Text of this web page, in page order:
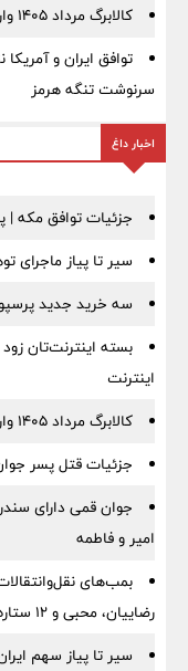
کالابرگ مرداد ۱۴۰۵ واریز شد + جدول زمان و مبلغ کالابرگ
توافق ایران و
سرنوشت تنگه هرمز
اخبار داغ
جزئیات توافق مکه |
سیر تا پیاز ماجرای
سه خرید جدید
بسته اینترنت‌تان
اینترنت
کالابرگ مرداد ۱۴۰۵ واریز شد + جدول زمان و مبلغ کالابرگ
جزئیات قتل پسر
جوان قمی دارای
امیر و فاطمه
بمب‌های
رضاییان، محبی و ۱۲ ستاره لو رفت
سیر تا پیاز سهم